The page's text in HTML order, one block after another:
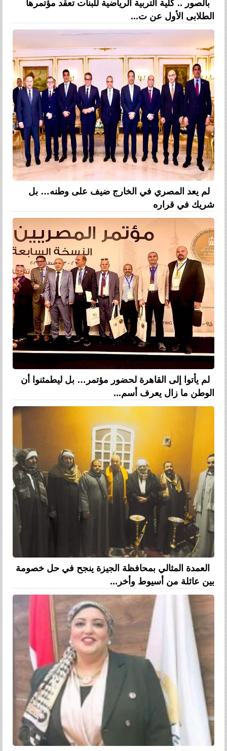
بالصور .. كلية التربية الرياضية للبنات تعقد مؤتمرها
الطلابى الأول عن ت...
لم يعد المصري في الخارج ضيف على وطنه… بل
شريك في قراره
لم يأتوا إلى القاهرة لحضور مؤتمر… بل ليطمئنوا أن
الوطن ما زال يعرف أسم...
العمدة المثالي بمحافظة الجيزة ينجح في حل خصومة
بين عائلة من أسيوط وأخر...